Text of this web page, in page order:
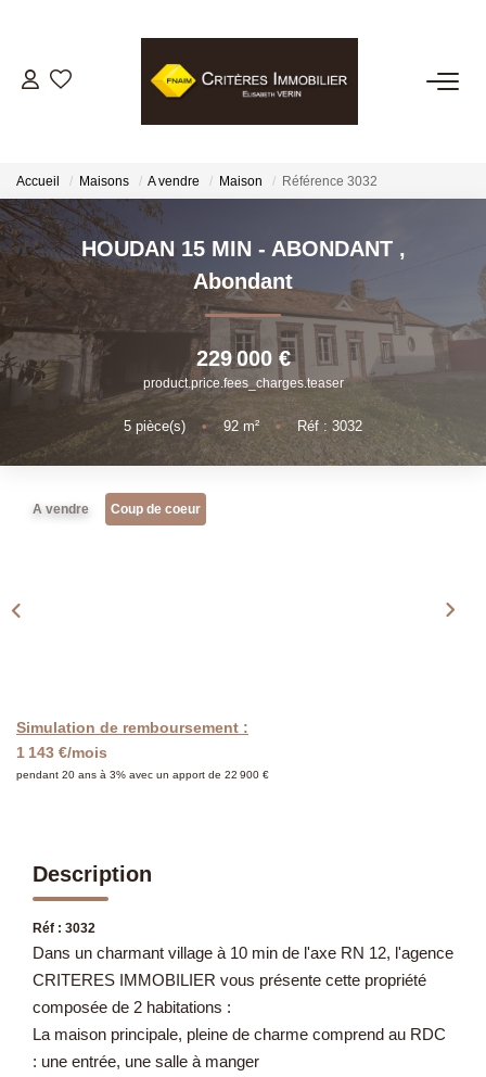
LOCATIONS
GESTION LOCATIVE
ESTIMATION
BIENS VENDUS
NOTRE AGENCE
Notre Équipe
Accueil Maisons A vendre Maison Référence 3032
HOUDAN 15 MIN - ABONDANT ,
Abondant
229 000 €
product.price.fees_charges.teaser
5 pièce(s) • 92 m² • Réf : 3032
A vendre Coup de coeur
Simulation de remboursement :
1 143 €/mois
pendant 20 ans à 3% avec un apport de 22 900 €
Description
Réf : 3032
Dans un charmant village à 10 min de l'axe RN 12, l'agence
CRITERES IMMOBILIER vous présente cette propriété
composée de 2 habitations :
La maison principale, pleine de charme comprend au RDC
: une entrée, une salle à manger